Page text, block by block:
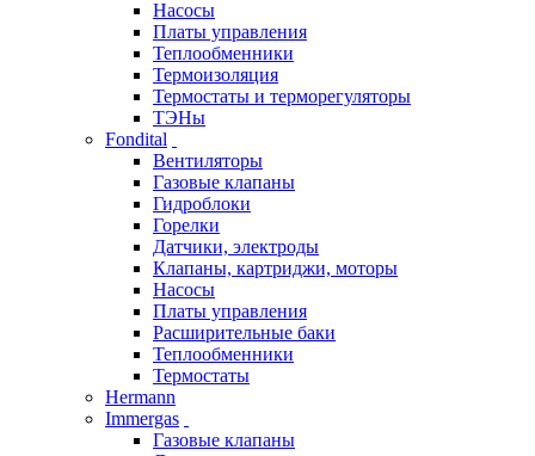
Насосы
Платы управления
Теплообменники
Термоизоляция
Термостаты и терморегуляторы
ТЭНы
Fondital
Вентиляторы
Газовые клапаны
Гидроблоки
Горелки
Датчики, электроды
Клапаны, картриджи, моторы
Насосы
Платы управления
Расширительные баки
Теплообменники
Термостаты
Hermann
Immergas
Газовые клапаны